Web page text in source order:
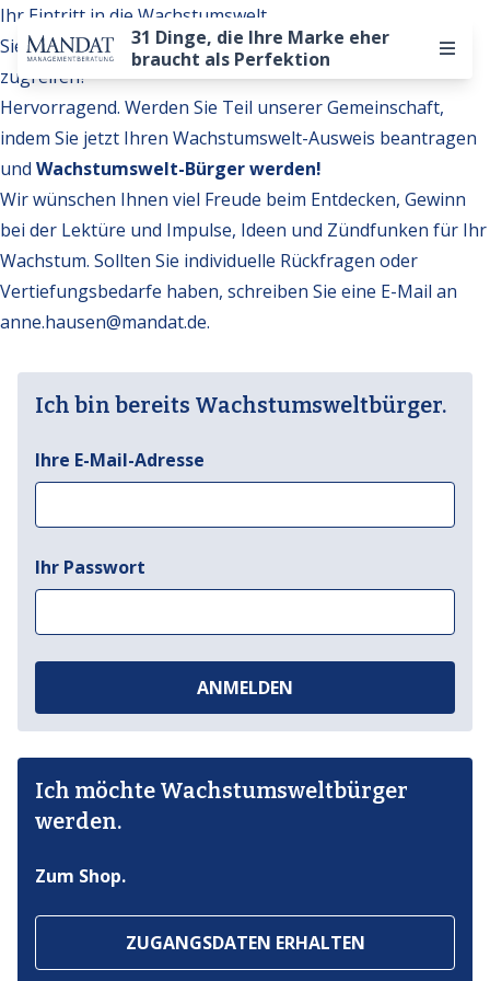
31 Dinge, die Ihre Marke eher
braucht als Perfektion
Ihr Eintritt in die Wachstumswelt
Sie möchten auf weitere Inhalte der Wachstumswelt
zugreifen?
Hervorragend. Werden Sie Teil unserer Gemeinschaft,
indem Sie jetzt Ihren Wachstumswelt-Ausweis beantragen
und Wachstumswelt-Bürger werden!
Wir wünschen Ihnen viel Freude beim Entdecken, Gewinn
bei der Lektüre und Impulse, Ideen und Zündfunken für Ihr
Wachstum. Sollten Sie individuelle Rückfragen oder
Vertiefungsbedarfe haben, schreiben Sie eine E-Mail an
anne.hausen@mandat.de.
Ich bin bereits Wachstumsweltbürger.
Ihre E-Mail-Adresse
Ihr Passwort
ANMELDEN
Ich möchte Wachstumsweltbürger
werden.
Zum Shop.
ZUGANGSDATEN ERHALTEN